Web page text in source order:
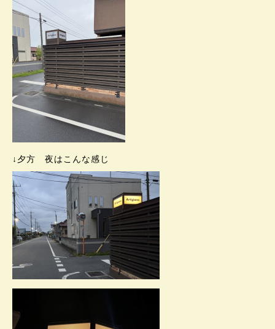
↓夕方 夜はこんな感じ